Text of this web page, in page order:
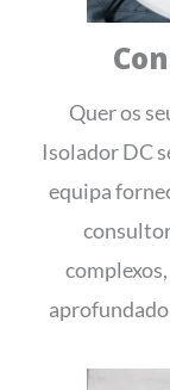
Quer os
Isolador DC
equipa